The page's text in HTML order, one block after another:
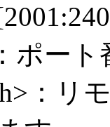
ポート
：リ